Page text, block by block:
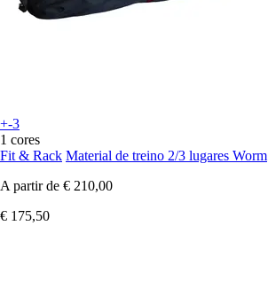
+-3
1 cores
Fit & Rack Material de treino 2/3 lugares Worm
A partir de € 210,00
€ 175,50